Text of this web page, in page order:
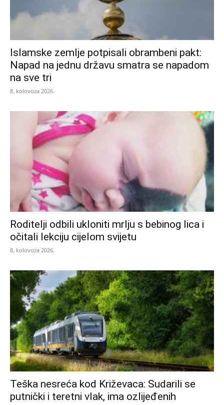
Islamske zemlje potpisali obrambeni pakt:
Napad na jednu državu smatra se napadom
na sve tri
8. kolovoza 2026.
Roditelji odbili ukloniti mrlju s bebinog lica i
očitali lekciju cijelom svijetu
8. kolovoza 2026.
Teška nesreća kod Križevaca: Sudarili se
putnički i teretni vlak, ima ozlijeđenih